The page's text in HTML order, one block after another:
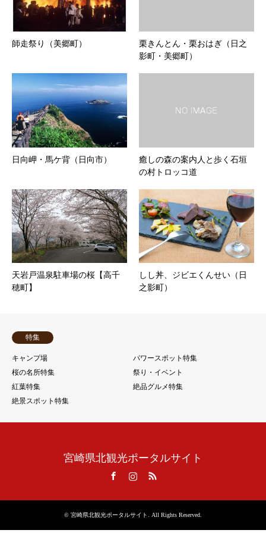
師走祭り（美郷町）
栗きんとん・栗おはぎ（日之
影町・美郷町）
日向岬・馬ケ背（日向市）
癒しの森の案内人と歩く石垣
の村トロッコ道
天岩戸温泉駐車場の桜【高千
穂町】
しし丼、ジビエくんせい（日
之影町）
特集
キャンプ場
パワースポット特集
桜の名所特集
祭り・イベント
紅葉特集
絶品グルメ特集
絶景スポット特集
宮崎県北観光ポータルサイト
© 宮崎県北観光ポータルサイト. All Rights Reserved.